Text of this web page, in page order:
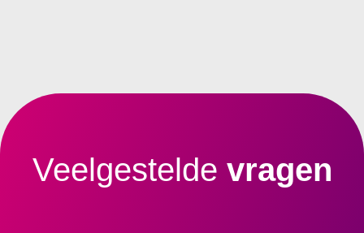
Veelgestelde vragen